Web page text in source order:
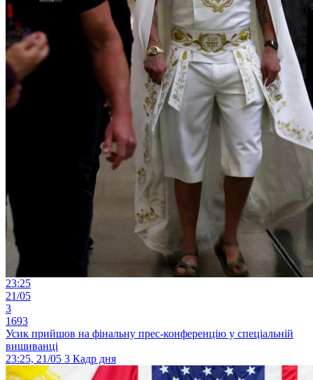
23:25
21/05
3
1693
Усик прийшов на фінальну прес-конференцію у спеціальній
вишиванці
23:25, 21/05 3 Кадр дня